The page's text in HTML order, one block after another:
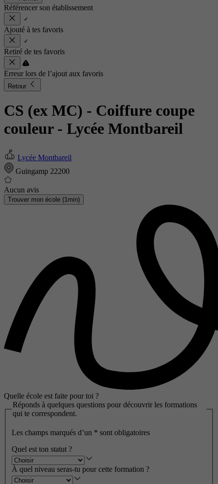
Référencer son établissement
Ajouté à tes favoris
Retiré de tes favoris
Erreur lors de l’ajout aux favoris
Retour
CS (ex MC) - Coiffure coupe
couleur - Lycée Montbareil
Lycée Montbareil
Guingamp 22200
Aucun avis
Trouver mon école (1min)
Quelle école est faite pour toi ?
Réponds à quelques questions pour découvrir les formations
qui te correspondent.
Les champs marqués d’un * sont obligatoires
Quel est ton statut ?
À quel niveau seras-tu pour cette formation ?